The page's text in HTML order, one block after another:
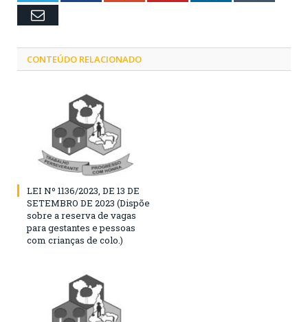
Email
CONTEÚDO RELACIONADO
LEI Nº 1136/2023, DE 13 DE
SETEMBRO DE 2023 (Dispõe
sobre a reserva de vagas
para gestantes e pessoas
com crianças de colo.)